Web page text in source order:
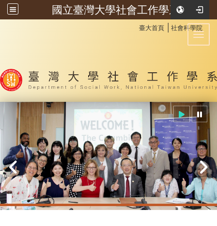
國立臺灣大學社會工作學系
臺大首頁 社會科學院